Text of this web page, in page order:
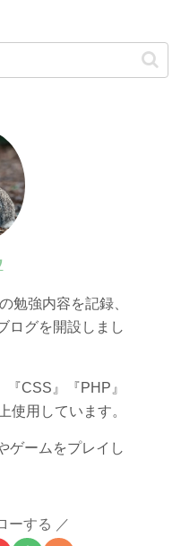
勉強内容を記録、
ログを開設しまし
『CSS』『PHP』
使用しています。
ゲームをプレイし
ーする